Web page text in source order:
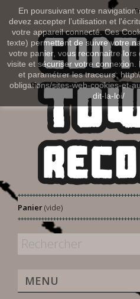
En poursuivant votre navigation
devez accepter l’utilisation et
votre appareil connecté. Ces
texte) permettent de suivre votre
votre panier, vous reconnaitre lors
visite et sécuriser votre connexion.
et paramétrer les traceurs:
obligations/sites-web-cookies-et-
dit-la-loi/
Panier(vide)
MENU